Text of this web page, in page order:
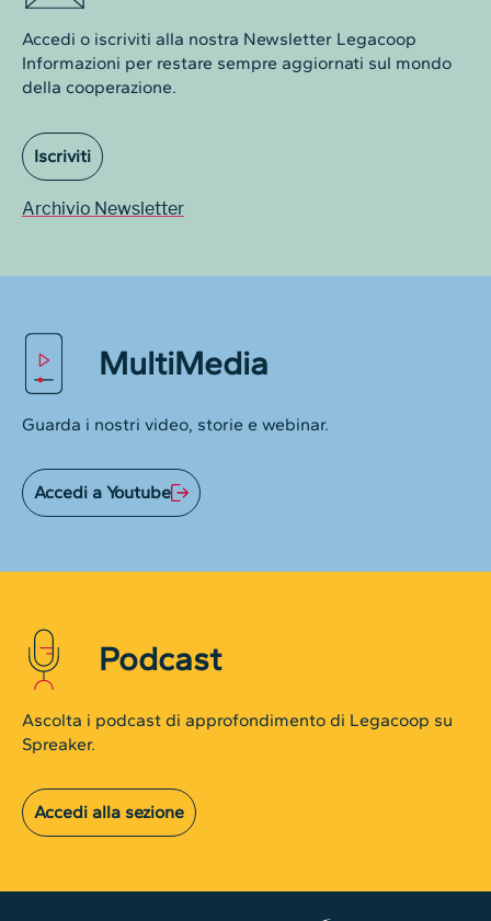
Accedi o iscriviti alla nostra Newsletter Legacoop
Informazioni per restare sempre aggiornati sul mondo
della cooperazione.
Iscriviti
Archivio Newsletter
MultiMedia
Guarda i nostri video, storie e webinar.
Accedi a Youtube
Podcast
Ascolta i podcast di approfondimento di Legacoop su
Spreaker.
Accedi alla sezione